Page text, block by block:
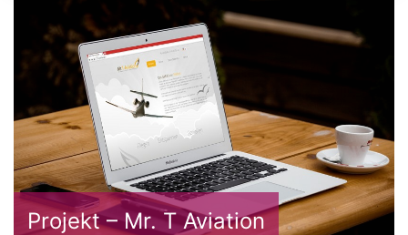
Projekt – Mr. T Aviation